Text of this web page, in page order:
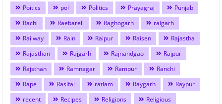
Poitics
pol Politics Prayagraj
Punjab
Rachi
Raebareli Raghogarh
raigarh
Railway
Rain Raipur Raisen
Rajastha
Rajasthan
Rajgarh Rajnandgao
Rajpur
Rajsthan
Ramnagar Rampur
Ranchi
Rape
Rasifal ratlam Raygarh
Raypur
recent
Recipes Religions
Religious